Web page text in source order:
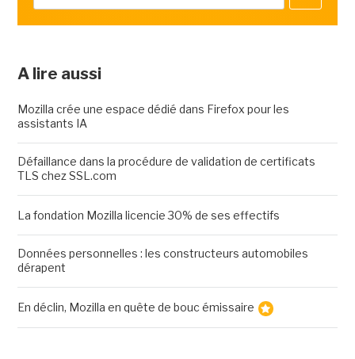
A lire aussi
Mozilla crée une espace dédié dans Firefox pour les
assistants IA
Défaillance dans la procédure de validation de certificats
TLS chez SSL.com
La fondation Mozilla licencie 30% de ses effectifs
Données personnelles : les constructeurs automobiles
dérapent
En déclin, Mozilla en quête de bouc émissaire